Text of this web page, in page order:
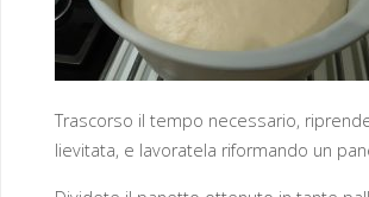
Trascorso il tempo necessario,
lievitata, e lavoratela riformando un